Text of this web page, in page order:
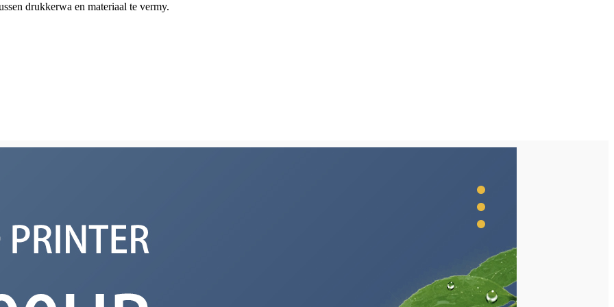
drukkerwa en materiaal te vermy.